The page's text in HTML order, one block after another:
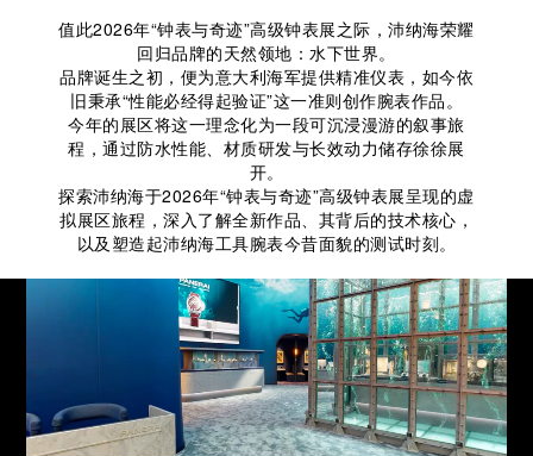
值此2026年“钟表与奇迹”高级钟表展之际，沛纳海荣耀
回归品牌的天然领地：水下世界。
品牌诞生之初，便为意大利海军提供精准仪表，如今依
旧秉承“性能必经得起验证”这一准则创作腕表作品。
今年的展区将这一理念化为一段可沉浸漫游的叙事旅
程，通过防水性能、材质研发与长效动力储存徐徐展
开。
探索沛纳海于2026年“钟表与奇迹”高级钟表展呈现的虚
拟展区旅程，深入了解全新作品、其背后的技术核心，
以及塑造起沛纳海工具腕表今昔面貌的测试时刻。